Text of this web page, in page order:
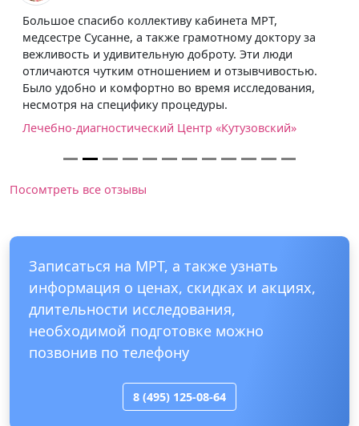
Большое спасибо коллективу кабинета МРТ,
медсестре Сусанне, а также грамотному доктору за
вежливость и удивительную доброту. Эти люди
отличаются чутким отношением и отзывчивостью.
Было удобно и комфортно во время исследования,
несмотря на специфику процедуры.
Лечебно-диагностический Центр «Кутузовский»
Посомтреть все отзывы
Записаться на МРТ, а также узнать
информация о ценах, скидках и акциях,
длительности исследования,
необходимой подготовке можно
позвонив по телефону
8 (495) 125-08-64